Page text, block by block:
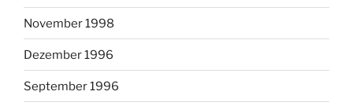
November 1998
Dezember 1996
September 1996